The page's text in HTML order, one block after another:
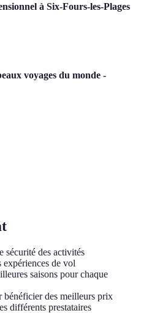
à Six-Fours-les-Plages
voyages du monde -
sécurité des activités
de vol
saisons pour chaque
bénéficier des meilleurs prix
différents prestataires